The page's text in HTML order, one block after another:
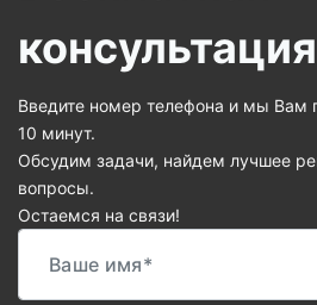
консультация
Введите номер телефона и мы Вам
10 минут.
Обсудим задачи, найдем лучшее
вопросы.
Остаемся на связи!